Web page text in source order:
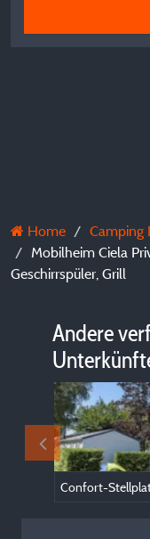
Home
Camping
Mobilheim Ciela
Geschirrspüler, Grill
Andere
Confort-